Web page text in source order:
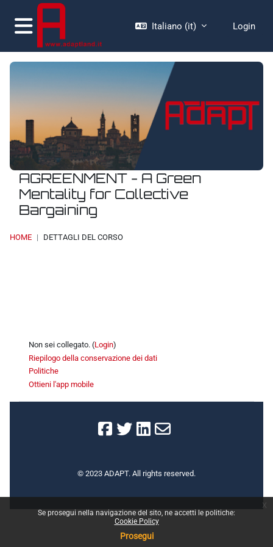
Vai al contenuto principale
Se prosegui nella navigazione del sito, ne accetti le politiche:
Cookie Policy
Prosegui
x
Pannello laterale
Italiano ‎(it)‎ Login
AGREENMENT - A Green
Mentality for Collective
Bargaining
HOME DETTAGLI DEL CORSO
Non sei collegato. (Login)
Riepilogo della conservazione dei dati
Politiche
Ottieni l'app mobile
© 2023 ADAPT. All rights reserved.